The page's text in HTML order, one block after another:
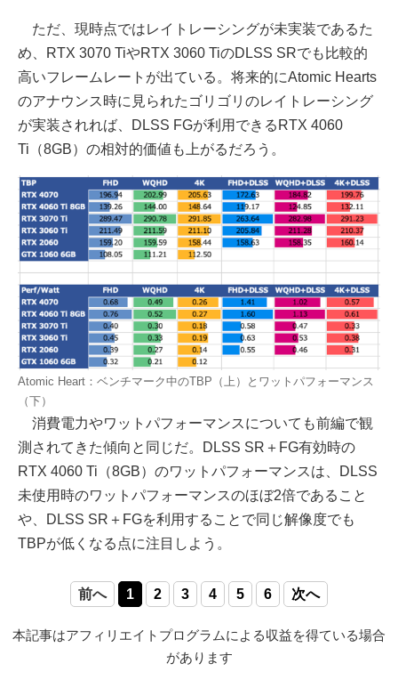
ただ、現時点ではレイトレーシングが未実装であるた
め、RTX 3070 TiやRTX 3060 TiのDLSS SRでも比較的
高いフレームレートが出ている。将来的にAtomic Hearts
のアナウンス時に見られたゴリゴリのレイトレーシング
が実装されれば、DLSS FGが利用できるRTX 4060
Ti（8GB）の相対的価値も上がるだろう。
Atomic Heart：ベンチマーク中のTBP（上）とワットパフォーマンス
（下）
消費電力やワットパフォーマンスについても前編で観
測されてきた傾向と同じだ。DLSS SR＋FG有効時の
RTX 4060 Ti（8GB）のワットパフォーマンスは、DLSS
未使用時のワットパフォーマンスのほぼ2倍であること
や、DLSS SR＋FGを利用することで同じ解像度でも
TBPが低くなる点に注目しよう。
前へ 1 2 3 4 5 6 次へ
本記事はアフィリエイトプログラムによる収益を得ている場合
があります